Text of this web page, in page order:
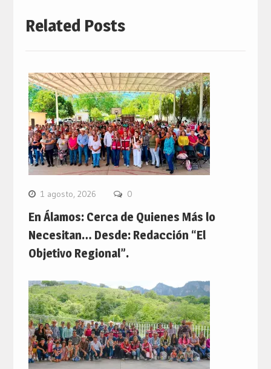
Related Posts
1 agosto, 2026 0
En Álamos: Cerca de Quienes Más lo
Necesitan… Desde: Redacción “El
Objetivo Regional”.